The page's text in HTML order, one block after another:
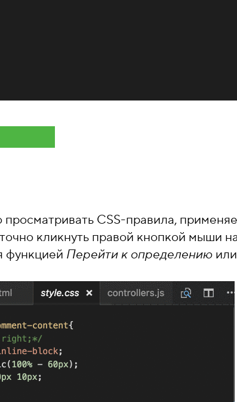
просматривать CSS-правила,
кликнуть правой кнопкой мыши
функцией Перейти к определению или